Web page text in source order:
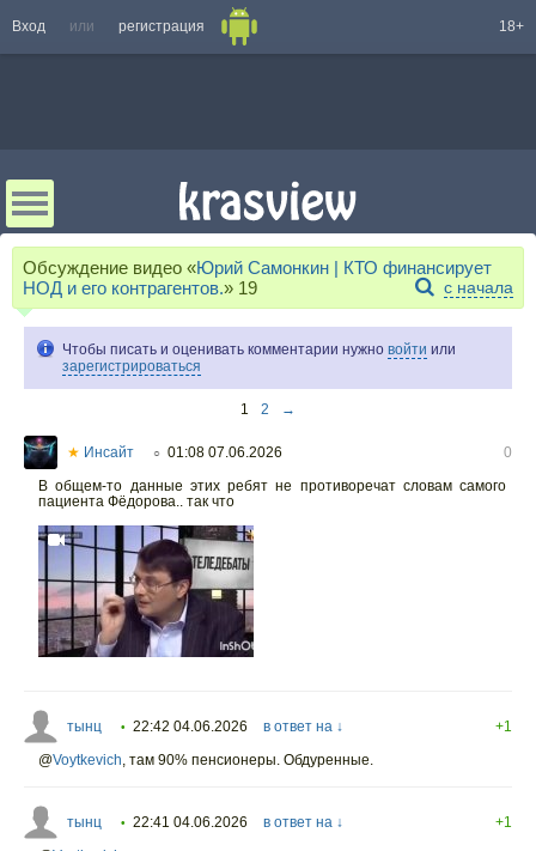
Вход или регистрация 18+
Обсуждение видео «Юрий Самонкин | КТО финансирует
НОД и его контрагентов.» 19 с начала
Чтобы писать и оценивать комментарии нужно войти или
зарегистрироваться
1 2 →
★ Инсайт ○ 01:08 07.06.2026
0
В общем-то данные этих ребят не противоречат словам самого
пациента Фёдорова.. так что
тынц • 22:42 04.06.2026 в ответ на ↓
+1
@Voytkevich, там 90% пенсионеры. Обдуренные.
тынц • 22:41 04.06.2026 в ответ на ↓
+1